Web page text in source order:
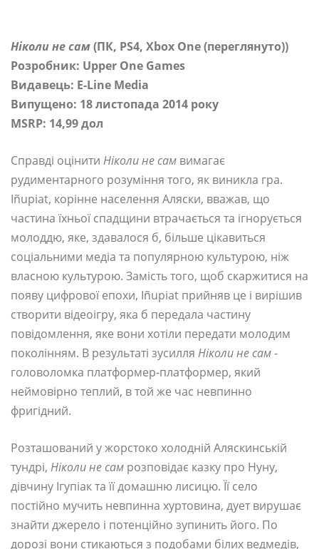
Ніколи не сам(ПК, PS4, Xbox One (переглянуто))
Розробник: Upper One Games
Видавець: E-Line Media
Випущено: 18 листопада 2014 року
MSRP: 14,99 дол
Справді оцінити Ніколи не сам вимагає
рудиментарного розуміння того, як виникла гра.
Iñupiat, корінне населення Аляски, вважав, що
частина їхньої спадщини втрачається та ігнорується
молоддю, яке, здавалося б, більше цікавиться
соціальними медіа та популярною культурою, ніж
власною культурою. Замість того, щоб скаржитися на
появу цифрової епохи, Iñupiat прийняв це і вирішив
створити відеоігру, яка б передала частину
повідомлення, яке вони хотіли передати молодим
поколінням. В результаті зусилля Ніколи не сам-
головоломка платформер-платформер, який
неймовірно теплий, в той же час невпинно
фригідний.
Розташований у жорстоко холодній Аляскинській
тундрі, Ніколи не сам розповідає казку про Нуну,
дівчину Ігупіак та її домашню лисицю. Її село
постійно мучить невпинна хуртовина, дует вирушає
знайти джерело і потенційно зупинить його. По
дорозі вони стикаються з подобами білих ведмедів,